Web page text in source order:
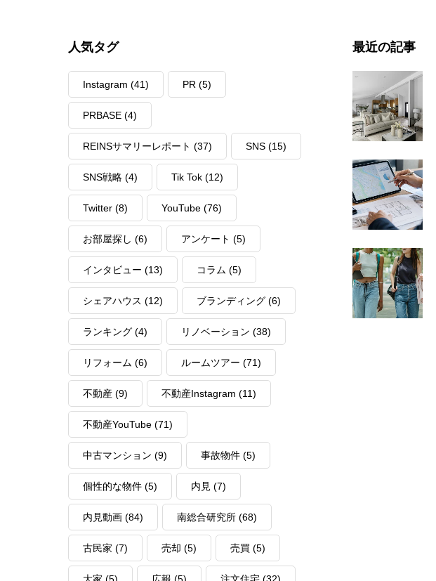
人気タグ
Instagram (41) PR (5)
PRBASE (4)
REINSサマリーレポート (37) SNS (15)
SNS戦略 (4) Tik Tok (12)
Twitter (8) YouTube (76)
お部屋探し (6) アンケート (5)
インタビュー (13) コラム (5)
シェアハウス (12) ブランディング (6)
ランキング (4) リノベーション (38)
リフォーム (6) ルームツアー (71)
不動産 (9) 不動産Instagram (11)
不動産YouTube (71)
中古マンション (9) 事故物件 (5)
個性的な物件 (5) 内見 (7)
内見動画 (84) 南総合研究所 (68)
古民家 (7) 売却 (5) 売買 (5)
最近の記事